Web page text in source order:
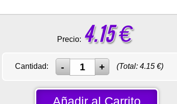
Precio: 4.15€
Cantidad: (Total: 4.15€)
Añadir al Carrito